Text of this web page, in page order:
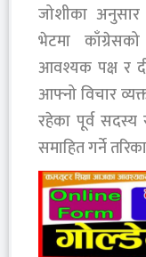
जोशीका अनुसार
भेटमा काँग्रेसको
आवश्यक पक्ष र
आफ्नो विचार
रहेका पूर्व सदस्य
समाहित गर्ने